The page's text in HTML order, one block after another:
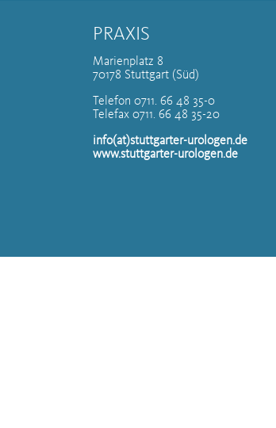
PRAXIS
Marienplatz 8
70178 Stuttgart (Süd)
Telefon 0711. 66 48 35-0
Telefax 0711. 66 48 35-20
info(at)stuttgarter-urologen.de
www.stuttgarter-urologen.de